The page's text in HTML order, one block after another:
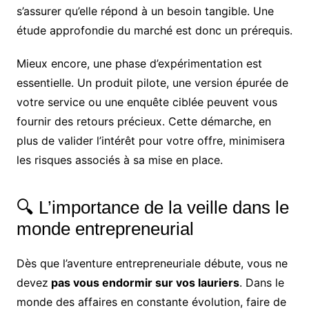
s’assurer qu’elle répond à un besoin tangible. Une
étude approfondie du marché est donc un prérequis.
Mieux encore, une phase d’expérimentation est
essentielle. Un produit pilote, une version épurée de
votre service ou une enquête ciblée peuvent vous
fournir des retours précieux. Cette démarche, en
plus de valider l’intérêt pour votre offre, minimisera
les risques associés à sa mise en place.
🔍 L’importance de la veille dans le
monde entrepreneurial
Dès que l’aventure entrepreneuriale débute, vous ne
devez pas vous endormir sur vos lauriers. Dans le
monde des affaires en constante évolution, faire de